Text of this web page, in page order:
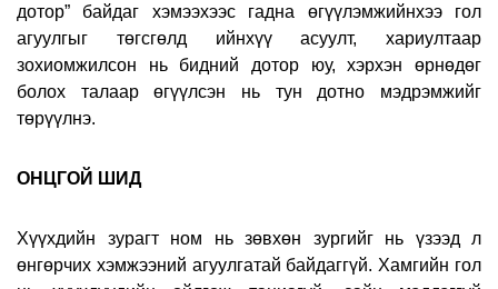
дотор” байдаг хэмээхээс гадна өгүүлэмжийнхээ гол
агуулгыг төгсгөлд ийнхүү асуулт, хариултаар
зохиомжилсон нь бидний дотор юу, хэрхэн өрнөдөг
болох талаар өгүүлсэн нь тун дотно мэдрэмжийг
төрүүлнэ.
ОНЦГОЙ ШИД
Хүүхдийн зурагт ном нь зөвхөн зургийг нь үзээд л
өнгөрчих хэмжээний агуулгатай байдаггүй. Хамгийн гол